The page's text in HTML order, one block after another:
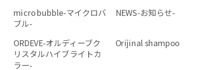
micro bubble-マイクロバ
ブル-
NEWS-お知らせ-
ORDEVE-オルディーブク
リスタルハイブライトカ
ラー-
Orijinal shampoo